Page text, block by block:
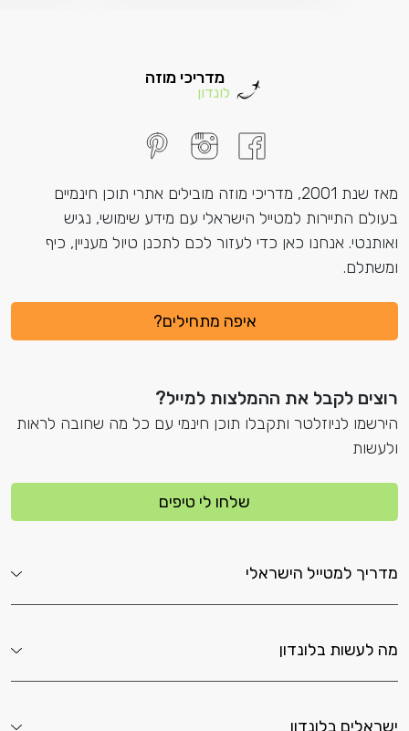
מדריכי מוזה
לונדון
מאז שנת 2001, מדריכי מוזה מובילים אתרי תוכן חינמיים
בעולם התיירות למטייל הישראלי עם מידע שימושי, נגיש
ואותנטי. אנחנו כאן כדי לעזור לכם לתכנן טיול מעניין, כיף
ומשתלם.
איפה מתחילים?
רוצים לקבל את ההמלצות למייל?
הירשמו לניוזלטר ותקבלו תוכן חינמי עם כל מה שחובה לראות
ולעשות
שלחו לי טיפים
מדריך למטייל הישראלי
מה לעשות בלונדון
ישראלים בלונדון